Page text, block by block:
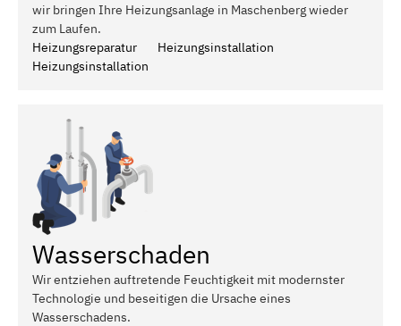
wir bringen Ihre Heizungsanlage in Maschenberg wieder
zum Laufen.
Heizungsreparatur
Heizungsinstallation
Heizungsinstallation
Wasserschaden
Wir entziehen auftretende Feuchtigkeit mit modernster
Technologie und beseitigen die Ursache eines
Wasserschadens.